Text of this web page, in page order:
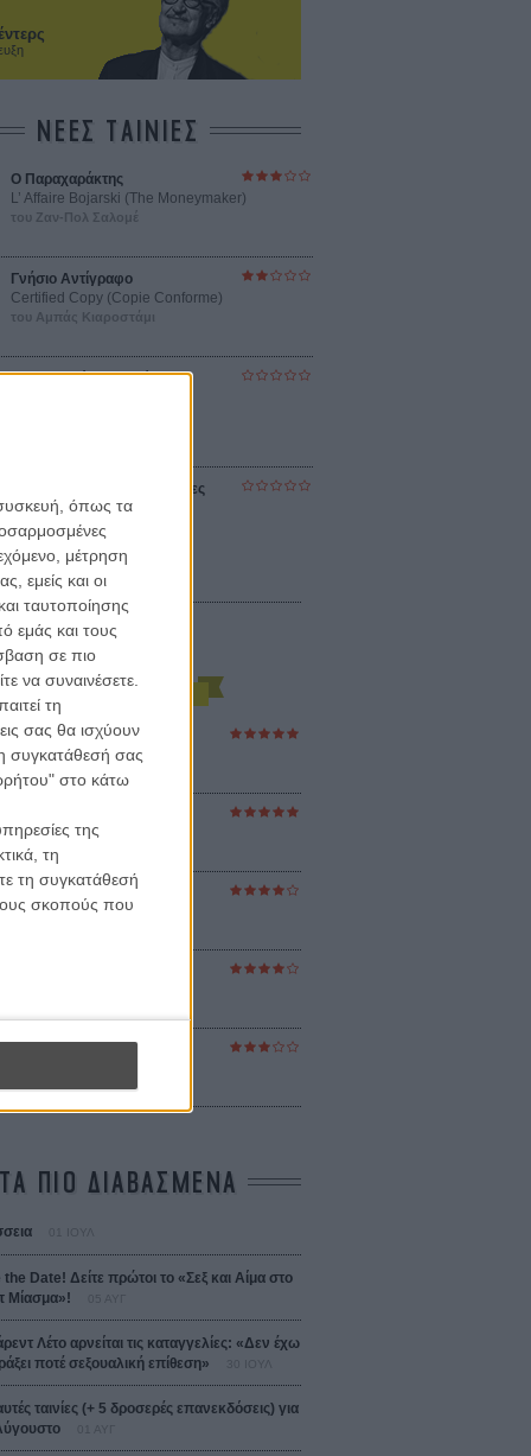
όπως τα
μέτρηση
εμείς και οι
ταυτοποίησης
εμάς και τους
σε πιο
να συναινέσετε.
τη
σας θα ισχύουν
συγκατάθεσή σας
στο κάτω
της
τη
τη συγκατάθεσή
σκοπούς που
ΝΕΕΣ ΤΑΙΝΙΕΣ
Ο Παραχαράκτης
L’ Affaire Bojarski (The Moneymaker)
του Ζαν-Πολ Σαλομέ
Γνήσιο Αντίγραφο
Certified Copy (Copie Conforme)
του Αμπάς Κιαροστάμι
Ο Κλειδαράς του Ενός
Αυτό που Ξέρουν οι Γυναίκες
Pour le Plaisir
του Ρεέμ Κερισί
Βερκμάιστερ
Harmonies
Sun
(The Moneymaker)
ΤΑ ΠΙΟ ΔΙΑΒΑΣΜΕΝΑ
the Date! Δείτε πρώτοι το «Σεξ και Αίμα στο
Μίασμα»!
Λέτο αρνείται τις καταγγελίες: «Δεν έχω
ποτέ σεξουαλική επίθεση»
ταινίες (+ 5 δροσερές επανεκδόσεις) για